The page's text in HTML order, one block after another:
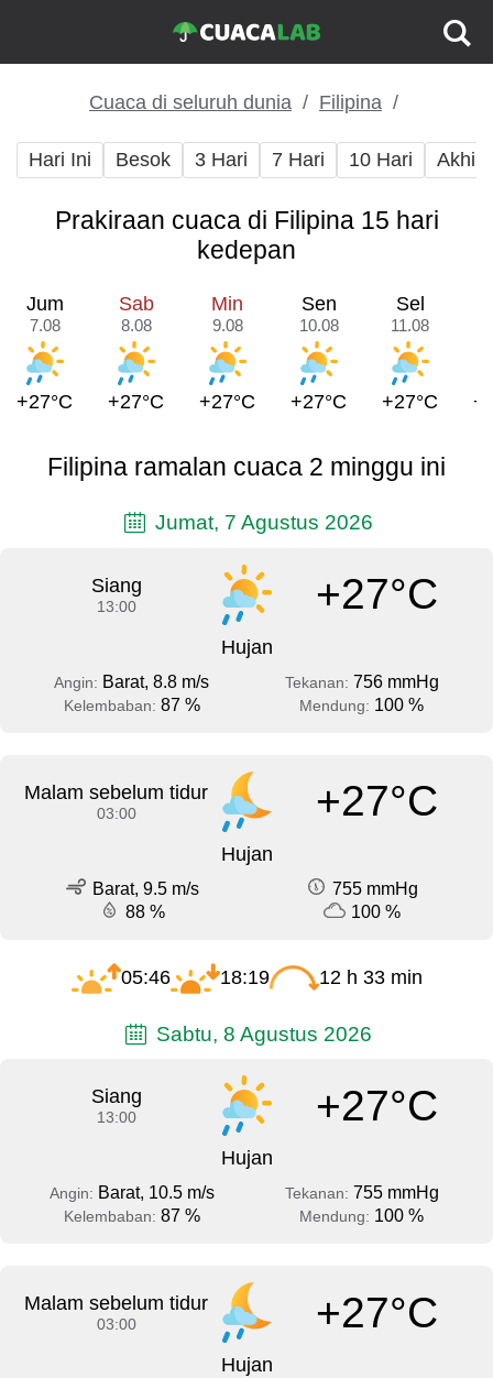
Cuaca di seluruh dunia Filipina
Hari Ini Besok 3 Hari 7 Hari 10 Hari Akhir
Prakiraan cuaca di Filipina 15 hari
kedepan
Jum
7.08
+27°C
Sab
8.08
+27°C
Min
9.08
+27°C
Sen
10.08
+27°C
Sel
11.08
+27°C
Filipina ramalan cuaca 2 minggu ini
Jumat, 7 Agustus 2026
Siang
13:00 +27°C
Hujan
Angin: Barat, 8.8 m/s Tekanan: 756 mmHg
Kelembaban: 87 % Mendung: 100 %
Malam sebelum tidur
03:00 +27°C
Hujan
Barat, 9.5 m/s
755 mmHg
88 %
100 %
05:46 18:19 12 h 33 min
Sabtu, 8 Agustus 2026
Siang
13:00 +27°C
Hujan
Angin: Barat, 10.5 m/s Tekanan: 755 mmHg
Kelembaban: 87 % Mendung: 100 %
Malam sebelum tidur
03:00 +27°C
Hujan